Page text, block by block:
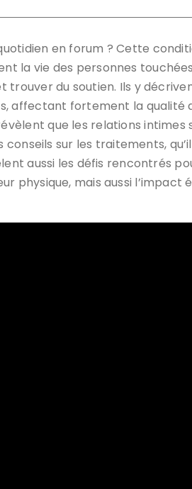
en forum ? Cette
la vie des personnes
du soutien. Ils y
affectant fortement la qualité
que les relations
sur les traitements,
aussi les défis rencontrés
physique, mais aussi l’impact